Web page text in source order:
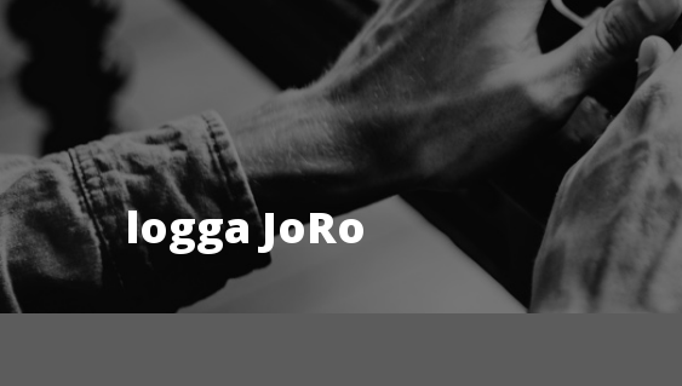
logga JoRo